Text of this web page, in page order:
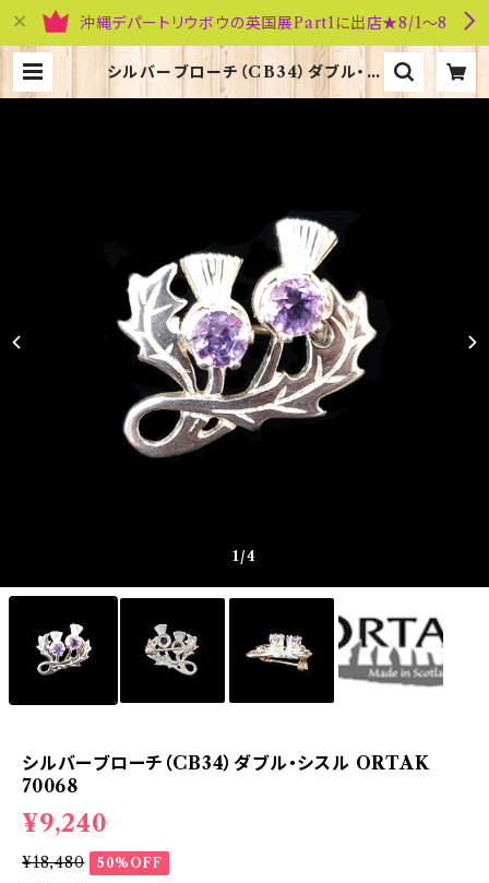
沖縄デパートリウボウの英国展Part1に出店★8/1～8
シルバーブローチ（CB34）ダブル・シ
スル ORTAK 70068 | 英国雑貨専
1/4
シルバーブローチ（CB34）ダブル・シスル ORTAK
70068
¥9,240
¥18,480
50%OFF